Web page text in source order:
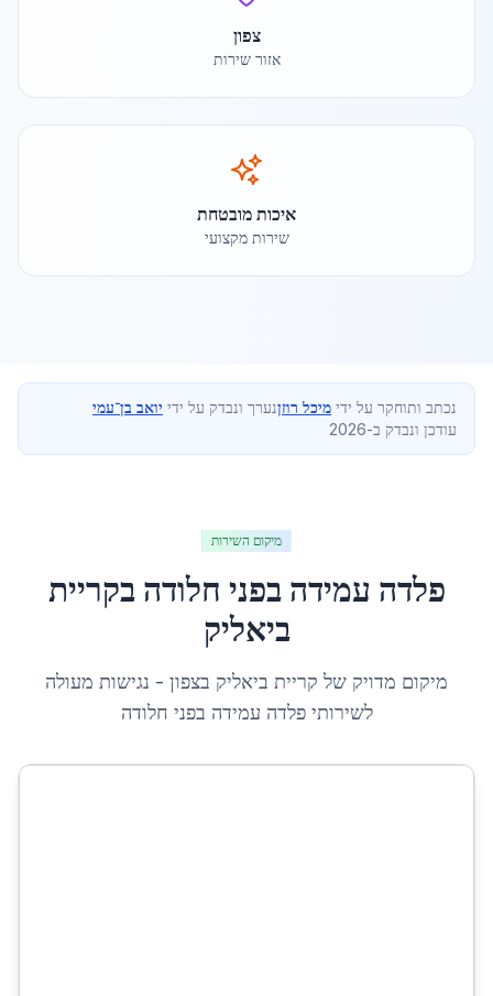
צפון
אזור שירות
איכות מובטחת
שירות מקצועי
נכתב ותוחקר על ידי מיכל רוזןנערך ונבדק על ידי יואב בן־עמי
עודכן ונבדק ב-2026
מיקום השירות
פלדה עמידה בפני חלודה בקריית
ביאליק
מיקום מדויק של קריית ביאליק בצפון - נגישות מעולה
לשירותיפלדה עמידה בפני חלודה